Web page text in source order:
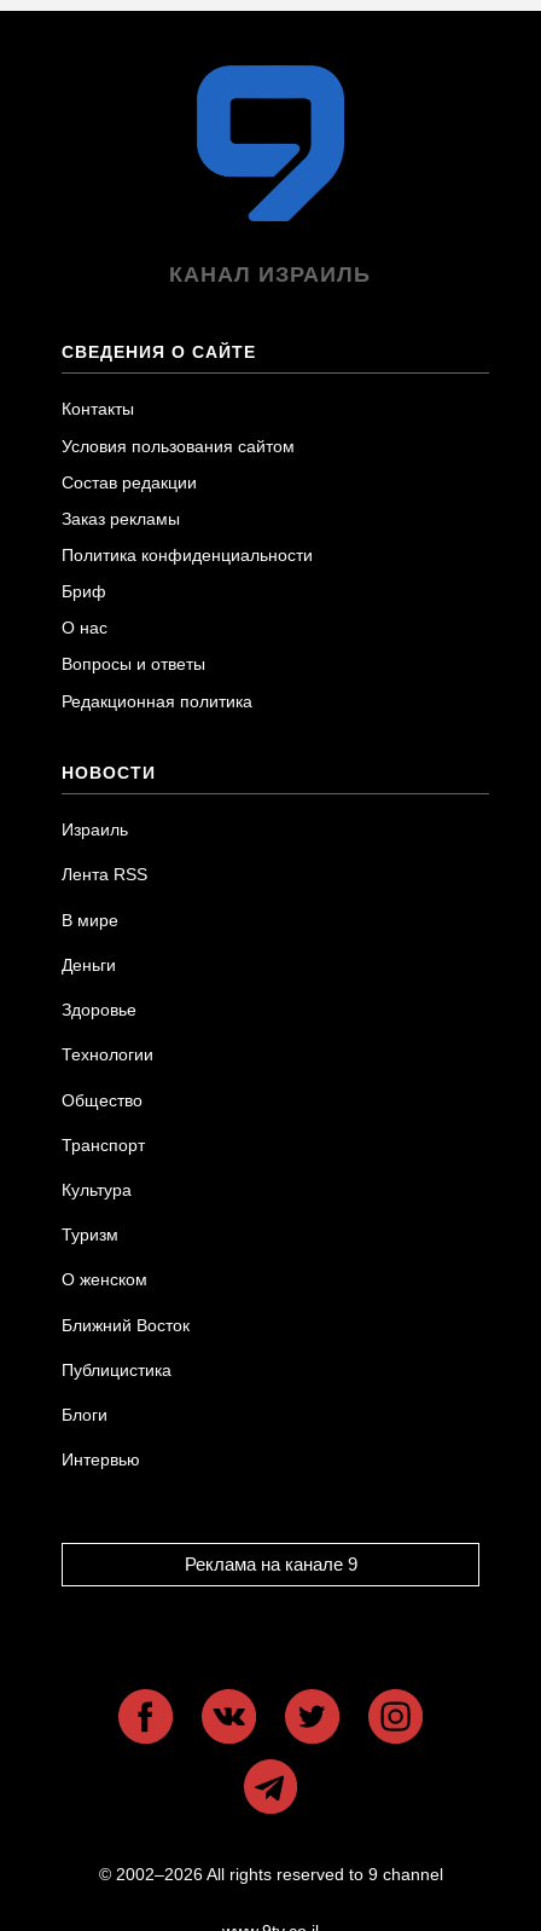
КАНАЛ ИЗРАИЛЬ
СВЕДЕНИЯ О САЙТЕ
Контакты
Условия пользования сайтом
Состав редакции
Заказ рекламы
Политика конфиденциальности
Бриф
О нас
Вопросы и ответы
Редакционная политика
НОВОСТИ
Израиль
Лента RSS
В мире
Деньги
Здоровье
Технологии
Общество
Транспорт
Культура
Туризм
О женском
Ближний Восток
Публицистика
Блоги
Интервью
Реклама на канале 9
© 2002–2026 All rights reserved to 9 channel